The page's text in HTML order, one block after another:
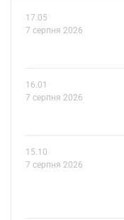
17.05
7 серпня 2026
16.01
7 серпня 2026
15.10
7 серпня 2026